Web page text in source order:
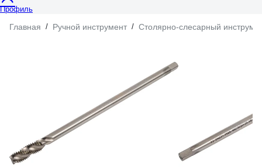
Профиль
Главная / Ручной инструмент / Столярно-слесарный